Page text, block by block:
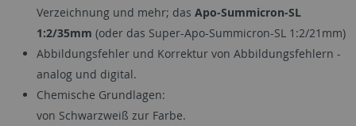
Verzeichnung und mehr; das Apo-Summicron-SL
1:2/35mm (oder das Super-Apo-Summicron-SL 1:2/21mm)
Abbildungsfehler und Korrektur von Abbildungsfehlern -
analog und digital.
Chemische Grundlagen:
von Schwarzweiß zur Farbe.